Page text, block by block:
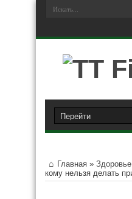
Главная » Здоровье
кому нельзя делать